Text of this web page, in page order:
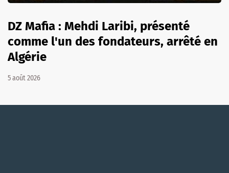
DZ Mafia : Mehdi Laribi, présenté
comme l'un des fondateurs, arrêté en
Algérie
5 août 2026